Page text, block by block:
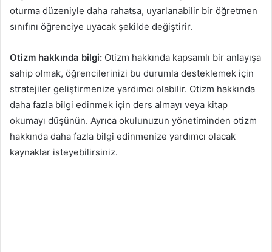
oturma düzeniyle daha rahatsa, uyarlanabilir bir öğretmen
sınıfını öğrenciye uyacak şekilde değiştirir.
Otizm hakkında bilgi: Otizm hakkında kapsamlı bir anlayışa
sahip olmak, öğrencilerinizi bu durumla desteklemek için
stratejiler geliştirmenize yardımcı olabilir. Otizm hakkında
daha fazla bilgi edinmek için ders almayı veya kitap
okumayı düşünün. Ayrıca okulunuzun yönetiminden otizm
hakkında daha fazla bilgi edinmenize yardımcı olacak
kaynaklar isteyebilirsiniz.